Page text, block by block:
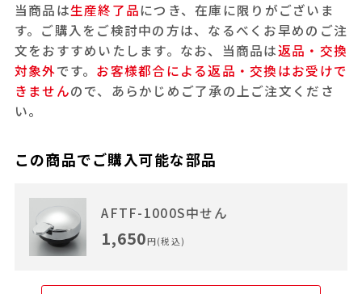
当商品は生産終了品につき、在庫に限りがございま
す。ご購入をご検討中の方は、なるべくお早めのご注
文をおすすめいたします。なお、当商品は返品・交換
対象外です。 お客様都合による返品・交換はお受けで
きませんので、あらかじめご了承の上ご注文くださ
い。
この商品でご購入可能な部品
AFTF-1000S中せん
1,650円(税込)